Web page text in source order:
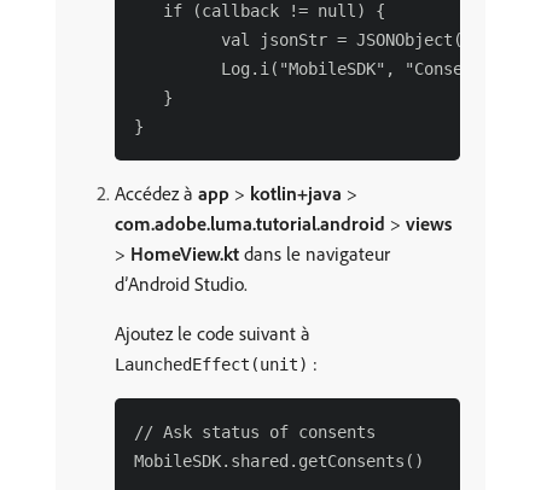
   if (callback != null) {
val jsonStr =
Log.i("MobileSDK", "Consent
   }
Accédez à app > kotlin+java >
com.adobe.luma.tutorial.android > views
> HomeView.kt dans le navigateur
d’Android Studio.
Ajoutez le code suivant à
LaunchedEffect(unit) :
// Ask status of consents